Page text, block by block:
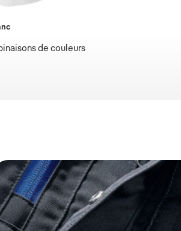
de couleurs